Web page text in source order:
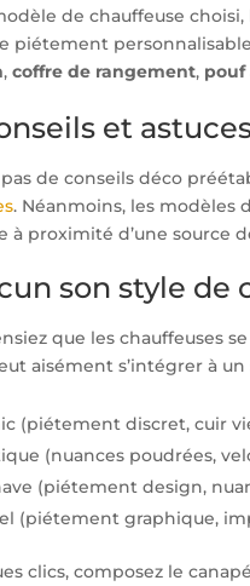
de chauffeuse
piétement
,coffre de rangement, pouf
et
pas de conseils déco
. Néanmoins, les modèles
à proximité d’unesource
son style de
que les chauffeuses
aisément s’intégrer à
(piétement discret, cuir
(nuances poudrées,
(piétement design,
(piétement graphique,
clics, composez le